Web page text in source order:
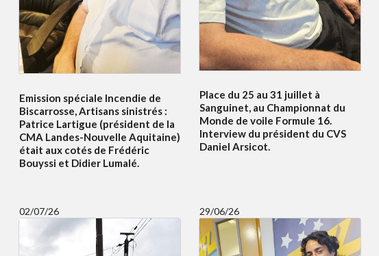
Emission spéciale Incendie de
Biscarrosse, Artisans sinistrés :
Patrice Lartigue (président de la
CMA Landes-Nouvelle Aquitaine)
était aux cotés de Frédéric
Bouyssi et Didier Lumalé.
Place du 25 au 31 juillet à
Sanguinet, au Championnat du
Monde de voile Formule 16.
Interview du président du CVS
Daniel Arsicot.
02/07/26 29/06/26